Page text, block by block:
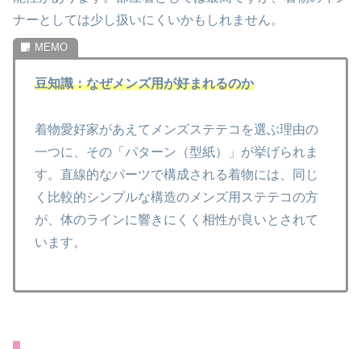
ナーとしては少し扱いにくいかもしれません。
豆知識：なぜメンズ用が好まれるのか
着物愛好家があえてメンズステテコを選ぶ理由の
一つに、その「パターン（型紙）」が挙げられま
す。直線的なパーツで構成される着物には、同じ
く比較的シンプルな構造のメンズ用ステテコの方
が、体のラインに響きにくく相性が良いとされて
います。